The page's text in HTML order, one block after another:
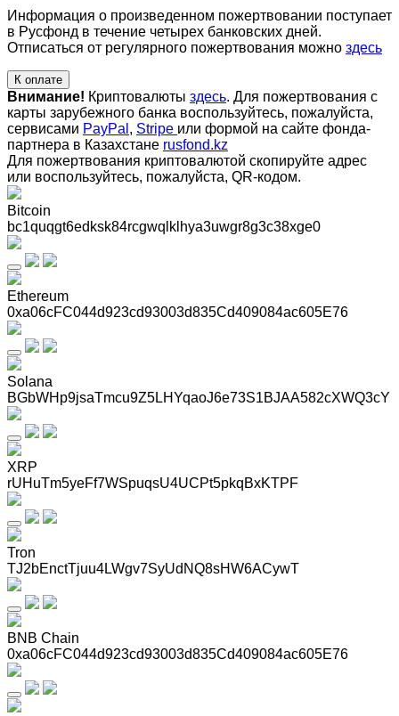
Информация о произведенном пожертвовании поступает
в Русфонд в течение четырех банковских дней.
Отписаться от регулярного пожертвования можно здесь
К оплате
Внимание! Криптовалюты здесь. Для пожертвования с
карты зарубежного банка воспользуйтесь, пожалуйста,
сервисами PayPal , Stripe или формой на сайте фонда-
партнера в Казахстане rusfond.kz
Для пожертвования криптовалютой скопируйте адрес
или воспользуйтесь, пожалуйста, QR-кодом.
Bitcoin
bc1quqgt6edksk84rcgwqlklhya3uwgr8g3c38xge0
Ethereum
0xa06cFC044d923cd93003d835Cd409084ac605E76
Solana
BGbWHp9jsaTmcu9Z5LHYqaoJ6e73S1BJAA582cXWQ3cY
XRP
rUHuTm5yeFf7WSpuqsU4UCPt5pkqBxKTPF
Tron
TJ2bEnctTjuu4LWgv7SyUdNQ8sHW6ACywT
BNB Chain
0xa06cFC044d923cd93003d835Cd409084ac605E76